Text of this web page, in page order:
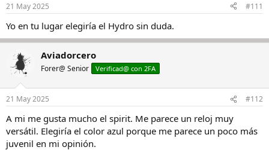
21 May 2025 #111
Yo en tu lugar elegiría el Hydro sin duda.
Aviadorcero
Forer@ Senior Verificad@ con 2FA
21 May 2025 #112
A mi me gusta mucho el spirit. Me parece un reloj muy
versátil. Elegiría el color azul porque me parece un poco más
juvenil en mi opinión.